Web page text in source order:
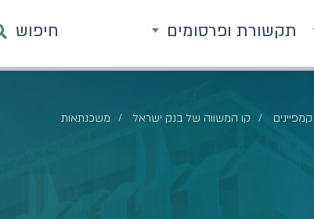
תקשורת ופרסומים חיפוש
קמפיינים קו המשווה של בנק ישראל משכנתאות